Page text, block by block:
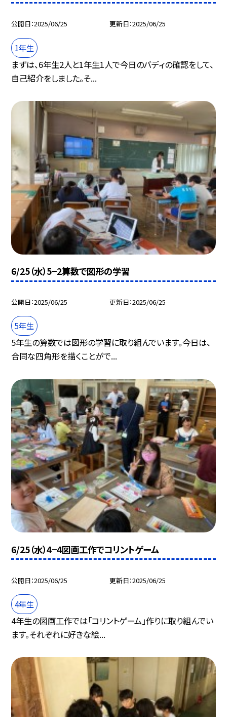
公開日 2025/06/25 更新日 2025/06/25
1年生
まずは、6年生2人と1年生1人で今日のバディの確認をして、
自己紹介をしました。そ...
6/25（水）5−2算数で図形の学習
公開日 2025/06/25 更新日 2025/06/25
5年生
5年生の算数では図形の学習に取り組んでいます。今日は、
合同な四角形を描くことがで...
6/25（水）4−4図画工作でコリントゲーム
公開日 2025/06/25 更新日 2025/06/25
4年生
4年生の図画工作では「コリントゲーム」作りに取り組んでい
ます。それぞれに好きな絵...